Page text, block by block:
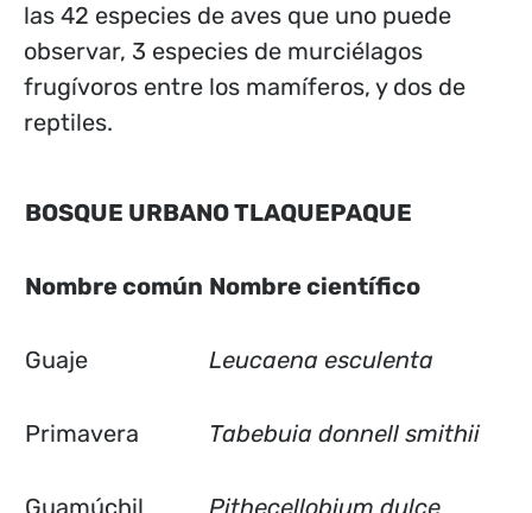
las 42 especies de aves que uno puede
observar, 3 especies de murciélagos
frugívoros entre los mamíferos, y dos de
reptiles.
BOSQUE URBANO TLAQUEPAQUE
Nombre común Nombre científico
Guaje Leucaena esculenta
Primavera Tabebuia donnell smithii
Guamúchil Pithecellobium dulce